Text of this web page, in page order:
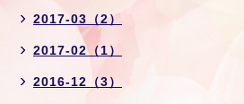
2017-03（2）
2017-02（1）
2016-12（3）